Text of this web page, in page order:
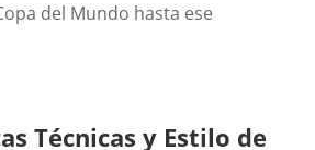
del Mundo hasta ese
Técnicas y Estilo de